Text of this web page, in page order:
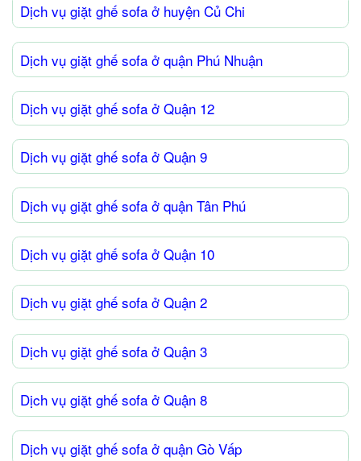
Dịch vụ giặt ghế sofa ở huyện Củ Chi
Dịch vụ giặt ghế sofa ở quận Phú Nhuận
Dịch vụ giặt ghế sofa ở Quận 12
Dịch vụ giặt ghế sofa ở Quận 9
Dịch vụ giặt ghế sofa ở quận Tân Phú
Dịch vụ giặt ghế sofa ở Quận 10
Dịch vụ giặt ghế sofa ở Quận 2
Dịch vụ giặt ghế sofa ở Quận 3
Dịch vụ giặt ghế sofa ở Quận 8
Dịch vụ giặt ghế sofa ở quận Gò Vấp